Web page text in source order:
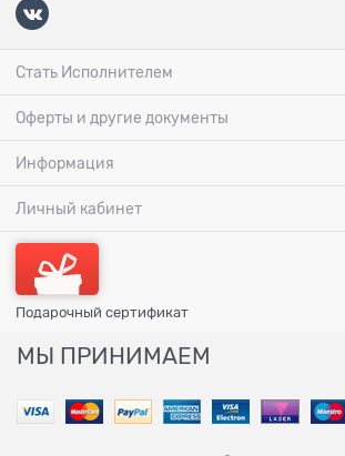
Стать Исполнителем
Оферты и другие документы
Информация
Личный кабинет
Подарочный сертификат
МЫ ПРИНИМАЕМ